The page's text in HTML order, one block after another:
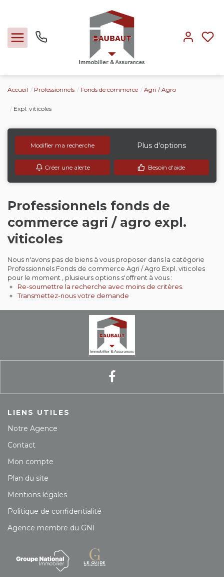
Locations
Expertise
Nos métiers
L'agence
Contact
Extranet
Estimation
Accueil Professionnels Fonds de commerce Agri / Agro
Expl. viticoles
Modifier ma recherche Plus d'options
Créer une alerte Besoin d'aide
Professionnels fonds de
commerce agri / agro expl.
viticoles
Nous n'avons pas de biens à vous proposer dans la catégorie
Professionnels Fonds de commerce Agri / Agro Expl. viticoles
pour le moment , plusieurs options s'offrent à vous :
Re-soumettre la recherche avec moins de critères.
Transmettez-nous votre demande
LIENS UTILES
Notre Agence
Contact
Mon compte
Plan du site
Mentions légales
Politique de confidentialité
Agence membre du GNI